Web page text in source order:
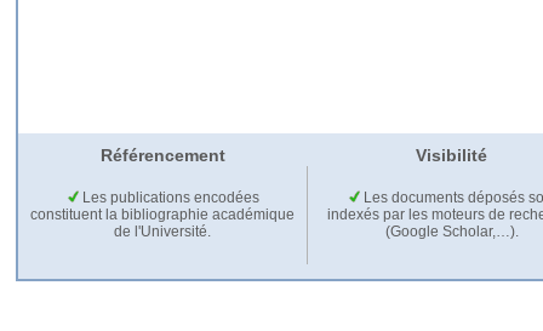
Référencement Visibilité
Les publications encodées
constituent la bibliographie académique
de l'Université.
Les documents déposés
indexés par les moteurs de
(Google Scholar,…).